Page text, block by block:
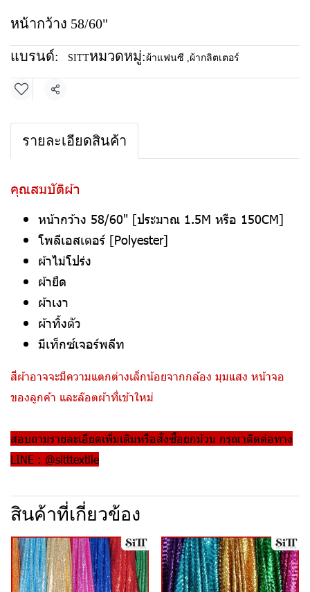
หน้ากว้าง 58/60"
แบรนด์: SITTหมวดหมู่: ผ้าแฟนซี ,ผ้ากลิตเตอร์
แชร์
รายละเอียดสินค้า
คุณสมบัติผ้า
หน้ากว้าง 58/60" [ประมาณ 1.5M หรือ 150CM]
โพลีเอสเตอร์ [Polyester]
ผ้าไม่โปร่ง
ผ้ายืด
ผ้าเงา
ผ้าทิ้งตัว
มีเท็กซ์เจอร์พลีท
สีผ้าอาจจะมีความแตกต่างเล็กน้อยจากกล้อง มุมแสง หน้าจอ
ของลูกค้า และล๊อตผ้าที่เข้าใหม่
สอบถามรายละเอียดเพิ่มเติมหรือสั่งซื้อยกม้วน กรุณาติดต่อทาง
LINE : @sitttextile
สินค้าที่เกี่ยวข้อง